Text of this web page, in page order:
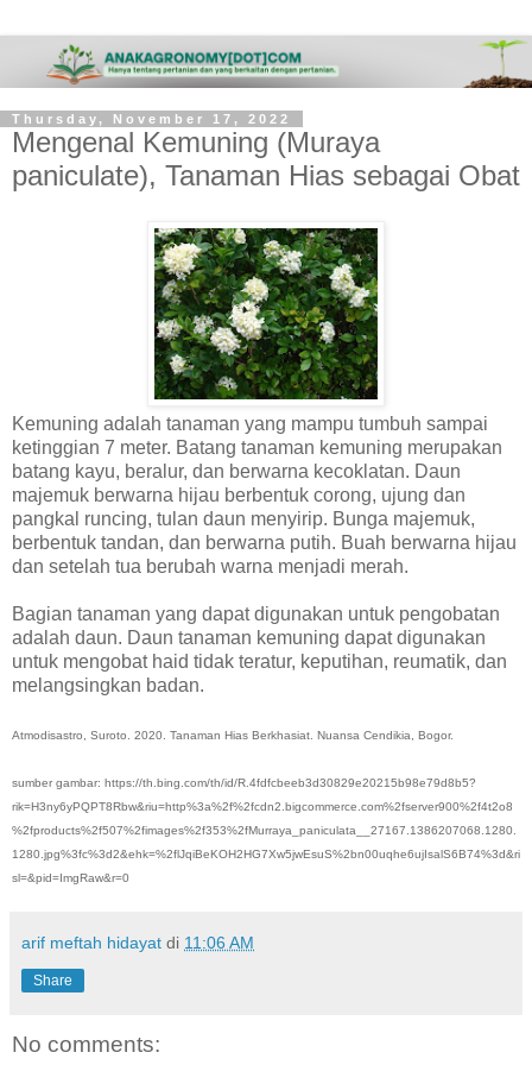
Thursday, November 17, 2022
Mengenal Kemuning (Muraya
paniculate), Tanaman Hias sebagai Obat
Kemuning adalah tanaman yang mampu tumbuh sampai
ketinggian 7 meter. Batang tanaman kemuning merupakan
batang kayu, beralur, dan berwarna kecoklatan. Daun
majemuk berwarna hijau berbentuk corong, ujung dan
pangkal runcing, tulan daun menyirip. Bunga majemuk,
berbentuk tandan, dan berwarna putih. Buah berwarna hijau
dan setelah tua berubah warna menjadi merah.
Bagian tanaman yang dapat digunakan untuk pengobatan
adalah daun. Daun tanaman kemuning dapat digunakan
untuk mengobat haid tidak teratur, keputihan, reumatik, dan
melangsingkan badan.
Atmodisastro, Suroto. 2020. Tanaman Hias Berkhasiat. Nuansa Cendikia, Bogor.
sumber gambar: https://th.bing.com/th/id/R.4fdfcbeeb3d30829e20215b98e79d8b5?
rik=H3ny6yPQPT8Rbw&riu=http%3a%2f%2fcdn2.bigcommerce.com%2fserver900%2f4t2o8
%2fproducts%2f507%2fimages%2f353%2fMurraya_paniculata__27167.1386207068.1280.
1280.jpg%3fc%3d2&ehk=%2flJqiBeKOH2HG7Xw5jwEsuS%2bn00uqhe6ujIsalS6B74%3d&ri
sl=&pid=ImgRaw&r=0
arif meftah hidayat di 11:06 AM
Share
No comments: